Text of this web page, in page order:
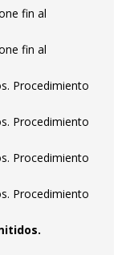
fin al
fin al
Procedimiento
Procedimiento
Procedimiento
Procedimiento